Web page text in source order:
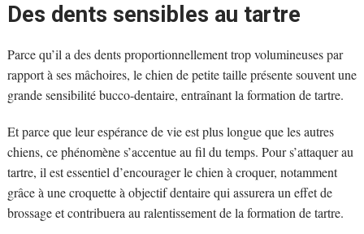
Des dents sensibles au tartre
Parce qu’il a des dents proportionnellement trop volumineuses par
rapport à ses mâchoires, le chien de petite taille présente souvent une
grande sensibilité bucco-dentaire, entraînant la formation de tartre.
Et parce que leur espérance de vie est plus longue que les autres
chiens, ce phénomène s’accentue au fil du temps. Pour s’attaquer au
tartre, il est essentiel d’encourager le chien à croquer, notamment
grâce à une croquette à objectif dentaire qui assurera un effet de
brossage et contribuera au ralentissement de la formation de tartre.